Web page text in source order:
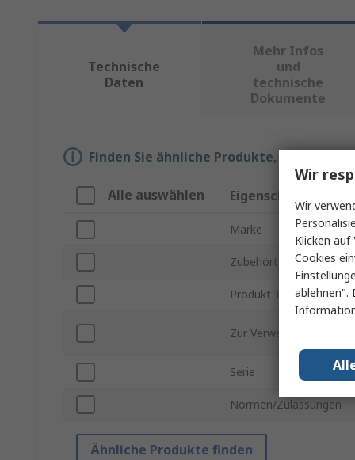
Technische
Daten
Mehr Infos
und
technische
Dokumente
Finden Sie ähnliche Produkte, indem Sie
Alle auswählen Eigenschaft
Marke
Zubehörtyp
Produkt Typ
Zur Verwendung mit
Serie
Normen/Zulassungen
Ähnliche Produkte finden
Wir
Wir
Klicken
Cookies
ablehnen".